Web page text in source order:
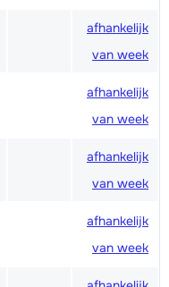
afhankelijk
van week
afhankelijk
van week
afhankelijk
van week
afhankelijk
van week